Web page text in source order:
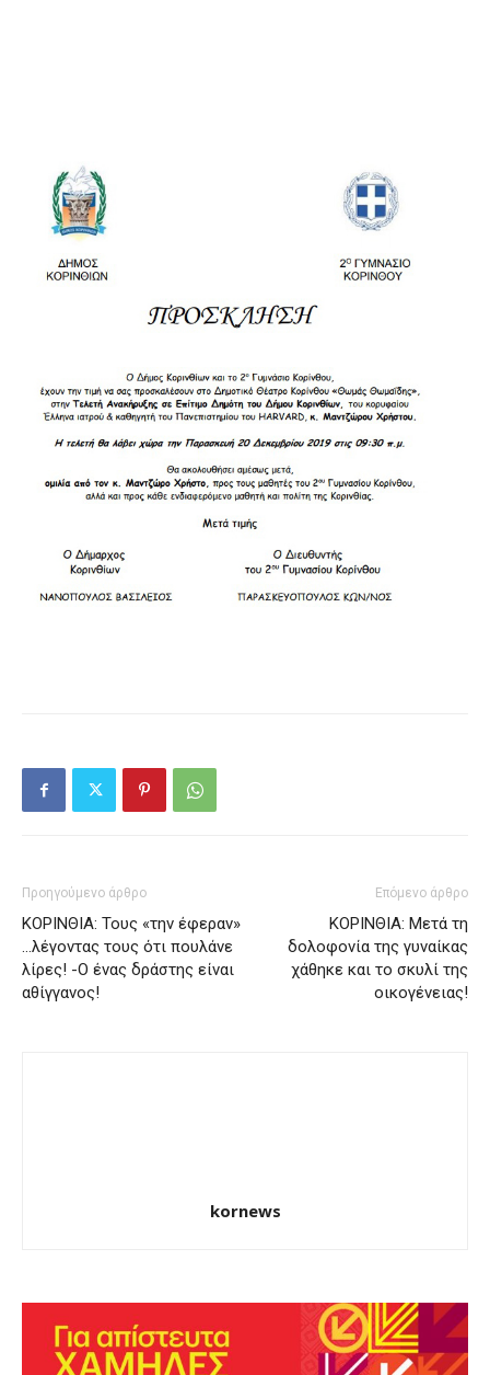
Προηγούμενο άρθρο
ΚΟΡΙΝΘΙΑ: Τους «την έφεραν»
…λέγοντας τους ότι πουλάνε
λίρες! -Ο ένας δράστης είναι
αθίγγανος!
Επόμενο άρθρο
ΚΟΡΙΝΘΙΑ: Μετά τη
δολοφονία της γυναίκας
χάθηκε και το σκυλί της
οικογένειας!
kornews